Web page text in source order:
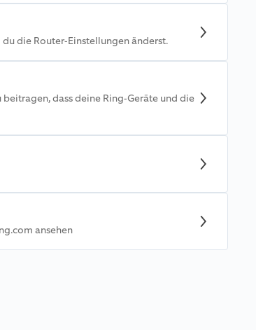
die Router-Einstellungen änderst.
dass deine Ring-Geräte und die
ansehen